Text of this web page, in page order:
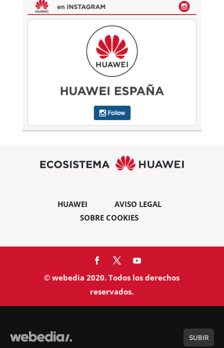
HUAWEI
AVISO LEGAL
SOBRE COOKIES
© webedia 2020. Todos los derechos
reservados.
SUBIR